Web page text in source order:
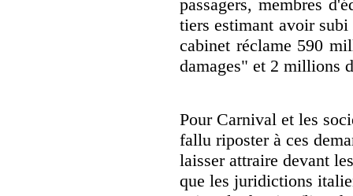
passagers, membres
tiers estimant avoir
cabinet réclame 590
damages" et 2 millions
Pour Carnival et les
fallu riposter à ces
laisser attraire devant
que les juridictions